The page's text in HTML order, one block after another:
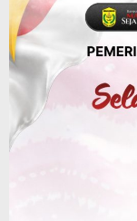
FPTI
Kalsel
Agustus 8, 2026
Sosial & Keagamaan
Hari
Antasari